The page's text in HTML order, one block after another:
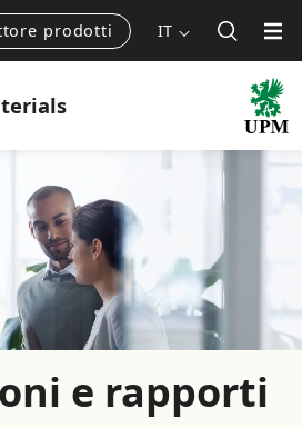
prodotti IT
e rapporti